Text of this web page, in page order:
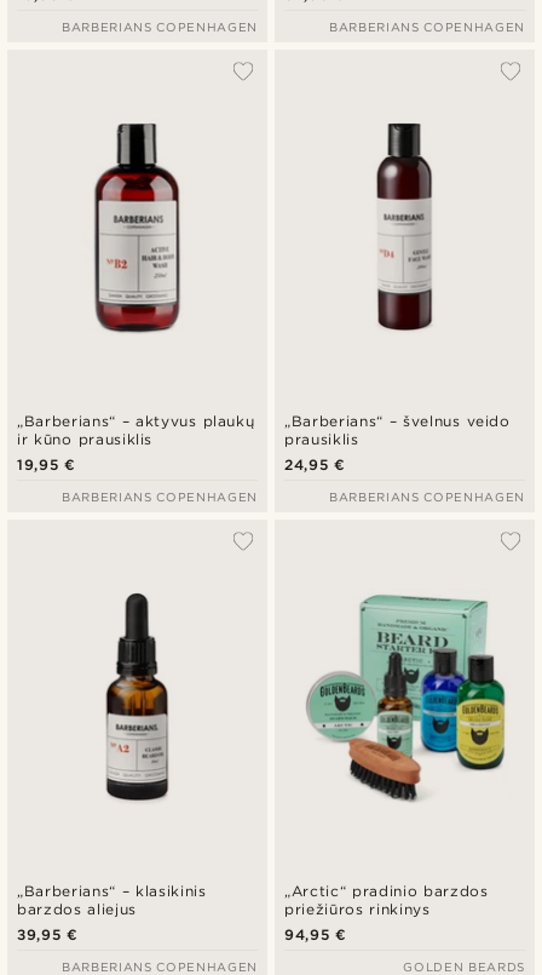
BARBERIANS COPENHAGEN BARBERIANS COPENHAGEN
„Barberians“ – aktyvus plaukų
ir kūno prausiklis
19,95 €
BARBERIANS COPENHAGEN
„Barberians“ – švelnus veido
prausiklis
24,95 €
BARBERIANS COPENHAGEN
„Barberians“ – klasikinis
barzdos aliejus
39,95 €
BARBERIANS COPENHAGEN
„Arctic“ pradinio barzdos
priežiūros rinkinys
94,95 €
GOLDEN BEARDS